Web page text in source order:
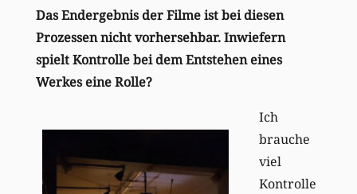
Das Endergebnis der Filme ist bei diesen
Prozessen nicht vorhersehbar. Inwiefern
spielt Kontrolle bei dem Entstehen eines
Werkes eine Rolle?
Ich
brauche
viel
Kontrolle